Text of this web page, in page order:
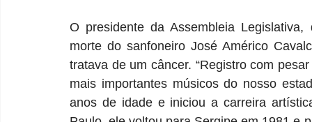
O presidente da Assembleia
morte do sanfoneiro José Américo
tratava de um câncer. “Registro com
mais importantes músicos do nosso
anos de idade e iniciou a carreira